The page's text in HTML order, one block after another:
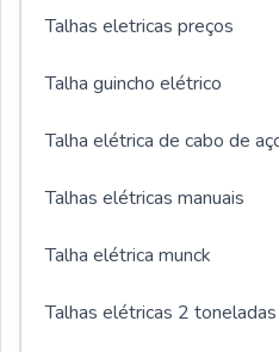
Talhas eletricas preços
Talha guincho elétrico
Talha elétrica de cabo de
Talhas elétricas manuais
Talha elétrica munck
Talhas elétricas 2 toneladas